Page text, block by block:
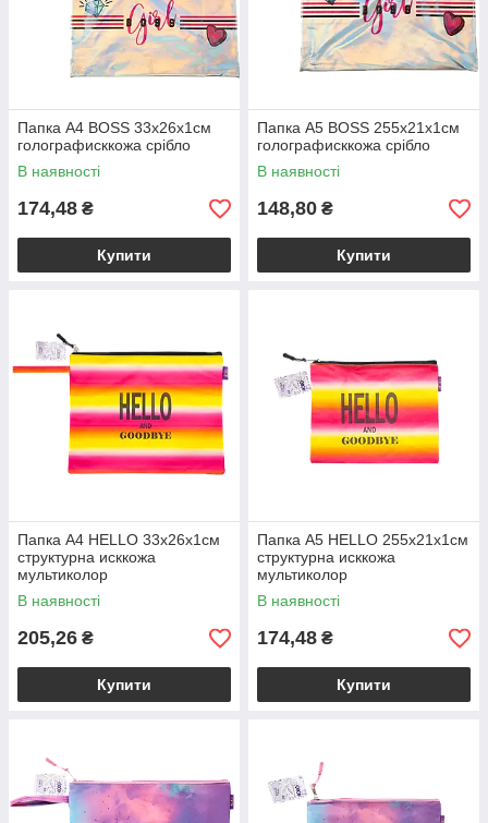
Папка A4 BOSS 33х26х1см
голографисккожа срібло
В наявності
174,48 ₴
Купити
Папка А5 BOSS 255х21х1см
голографисккожа срібло
В наявності
148,80 ₴
Купити
Папка A4 HELLO 33х26х1см
структурна исккожа
мультиколор
В наявності
205,26 ₴
Купити
Папка А5 HELLO 255х21х1см
структурна исккожа
мультиколор
В наявності
174,48 ₴
Купити